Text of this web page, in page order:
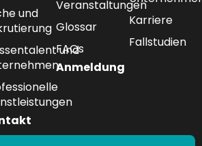
und
und
Veranstaltungen
Glossar
FAQs
Anmeldung
Karriere
Fallstudien